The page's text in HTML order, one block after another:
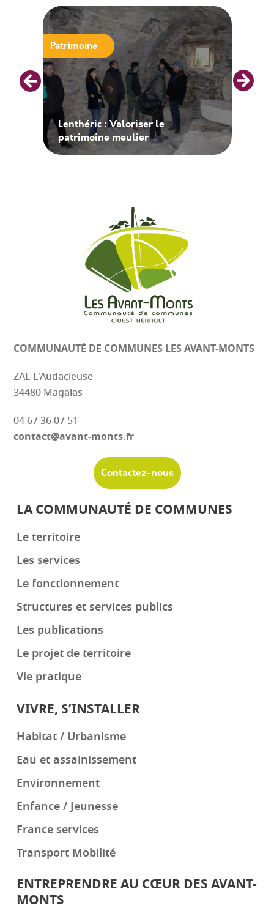
Lenthéric : Valoriser le
patrimoine meulier
Patrimoine
COMMUNAUTÉ DE COMMUNES LES AVANT-MONTS
ZAE L'Audacieuse
34480 Magalas
04 67 36 07 51
contact@avant-monts.fr
Contactez-nous
LA COMMUNAUTÉ DE COMMUNES
Le territoire
Les services
Le fonctionnement
Structures et services publics
Les publications
Le projet de territoire
Vie pratique
VIVRE, S’INSTALLER
Habitat / Urbanisme
Eau et assainissement
Environnement
Enfance / Jeunesse
France services
Transport Mobilité
ENTREPRENDRE AU CŒUR DES AVANT-
MONTS